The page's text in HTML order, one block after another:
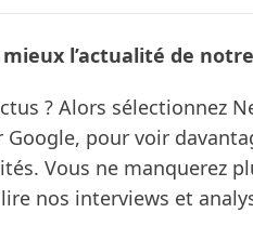
l’actualité de
? Alors sélectionnez
pour voir
Vous ne manquerez
nos interviews et